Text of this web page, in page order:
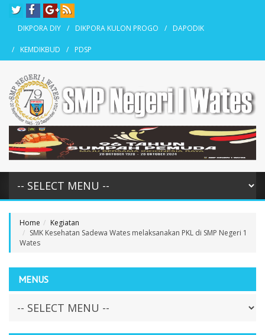
DIKPORA DIY DIKPORA KULON PROGO DAPODIK
KEMDIKBUD PDSP
Home
Kegiatan
SMK Kesehatan Sadewa Wates melaksanakan PKL di SMP Negeri 1
Wates
MENUS